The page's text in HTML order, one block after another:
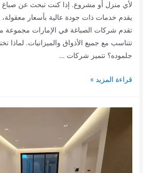
لأي منزل أو مشروع. إذا كنت تبحث عن صباغ
يقدم خدمات ذات جودة عالية بأسعار
تقدم شركات الصباغة في الإمارات مجموعة
تتناسب مع جميع الأذواق والميزانيات. لماذا
جلموده؟ تتميز شركات …
صباغ
قراءة المزيد »